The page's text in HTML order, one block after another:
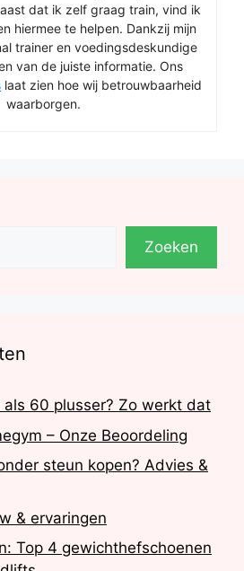
dat ik zelf graag train, vind ik
hiermee te helpen. Dankzij mijn
trainer en voedingsdeskundige
van de juiste informatie. Ons
laat zien hoe wij betrouwbaarheid
waarborgen.
Zoeken
60 plusser? Zo werkt dat
– Onze Beoordeling
steun kopen? Advies &
& ervaringen
Top 4 gewichthefschoenen